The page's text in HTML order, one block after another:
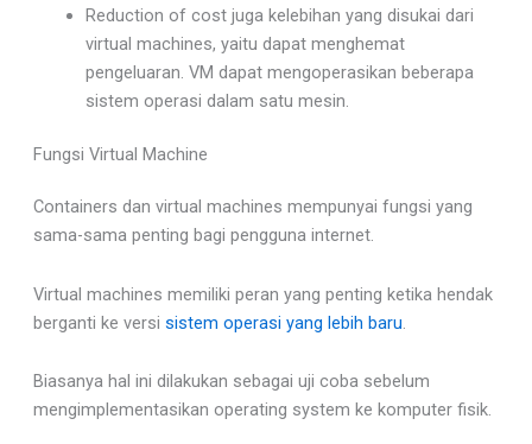
Reduction of cost juga kelebihan yang disukai dari
virtual machines, yaitu dapat menghemat
pengeluaran. VM dapat mengoperasikan beberapa
sistem operasi dalam satu mesin.
Fungsi Virtual Machine
Containers dan virtual machines mempunyai fungsi yang
sama-sama penting bagi pengguna internet.
Virtual machines memiliki peran yang penting ketika hendak
berganti ke versi sistem operasi yang lebih baru.
Biasanya hal ini dilakukan sebagai uji coba sebelum
mengimplementasikan operating system ke komputer fisik.